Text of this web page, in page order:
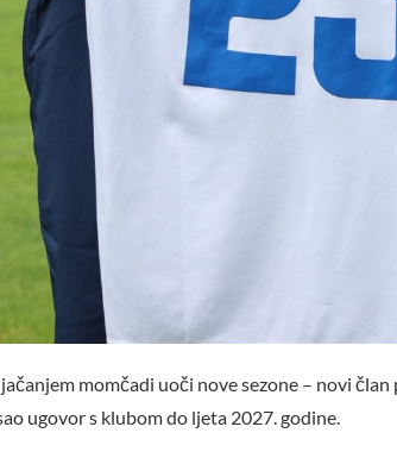
momčadi uoči nove sezone – novi
ugovor s klubom do ljeta 2027. godine.